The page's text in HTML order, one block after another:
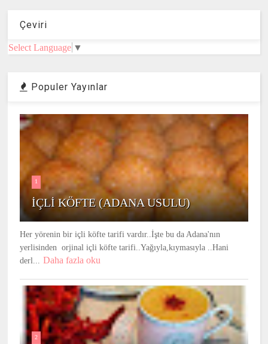
Çeviri
Select Language ▼
Populer Yayınlar
1
İÇLİ KÖFTE (ADANA USULU)
Her yörenin bir içli köfte tarifi vardır..İşte bu da Adana'nın
yerlisinden orjinal içli köfte tarifi..Yağıyla,kıymasıyla ..Hani
derl...
Daha fazla oku
2